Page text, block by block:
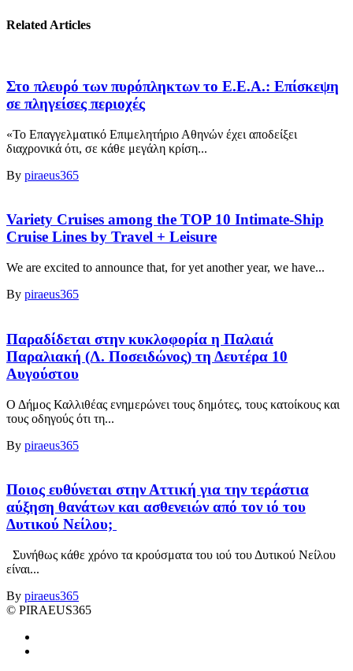
Related Articles
Στο πλευρό των πυρόπληκτων το Ε.Ε.Α.: Επίσκεψη
σε πληγείσες περιοχές
«Το Επαγγελματικό Επιμελητήριο Αθηνών έχει αποδείξει
διαχρονικά ότι, σε κάθε μεγάλη κρίση...
By piraeus365
Variety Cruises among the TOP 10 Intimate-Ship
Cruise Lines by Travel + Leisure
We are excited to announce that, for yet another year, we have...
By piraeus365
Παραδίδεται στην κυκλοφορία η Παλαιά
Παραλιακή (Λ. Ποσειδώνος) τη Δευτέρα 10
Αυγούστου
Ο Δήμος Καλλιθέας ενημερώνει τους δημότες, τους κατοίκους και
τους οδηγούς ότι τη...
By piraeus365
Ποιος ευθύνεται στην Αττική για την τεράστια
αύξηση θανάτων και ασθενειών από τον ιό του
Δυτικού Νείλου;
Συνήθως κάθε χρόνο τα κρούσματα του ιού του Δυτικού Νείλου
είναι...
By piraeus365
© PIRAEUS365